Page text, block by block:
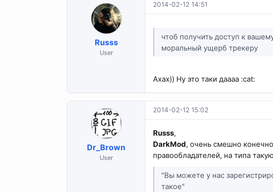
Russs
User
2014-02-12 14:51
чтоб получить доступ к
моральный ущерб трекеру
Ахах)) Ну это таки даааа :cat:
Dr_Brown
User
2014-02-12 15:02
Russs,
DarkMod, очень смешно
правообладателей, на типа
"Вы можете у нас
такое"